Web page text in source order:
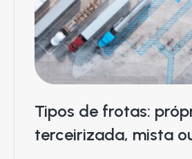
Tipos de frotas:
terceirizada, mista